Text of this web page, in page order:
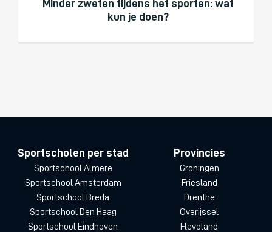
Minder zweten tijdens het sporten: wat
kun je doen?
Sportscholen per stad
Sportschool Almere
Sportschool Amsterdam
Sportschool Breda
Sportschool Den Haag
Sportschool Eindhoven
Provincies
Groningen
Friesland
Drenthe
Overijssel
Flevoland